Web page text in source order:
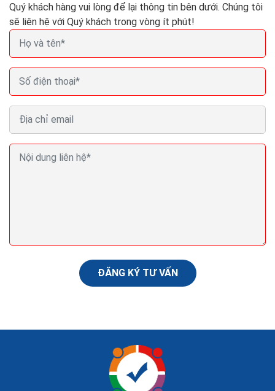
Quý khách hàng vui lòng để lại thông tin bên dưới. Chúng tôi
sẽ liên hệ với Quý khách trong vòng ít phút!
ĐĂNG KÝ TƯ VẤN